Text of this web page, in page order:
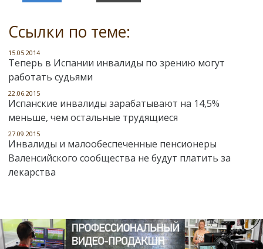
Ссылки по теме:
15.05.2014
Теперь в Испании инвалиды по зрению могут
работать судьями
22.06.2015
Испанские инвалиды зарабатывают на 14,5%
меньше, чем остальные трудящиеся
27.09.2015
Инвалиды и малообеспеченные пенсионеры
Валенсийского сообщества не будут платить за
лекарства